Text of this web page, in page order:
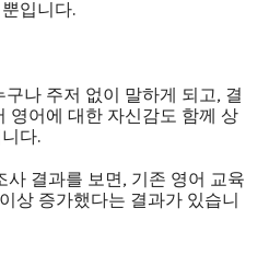
입니다.
나 주저 없이 말하게 되고, 결
영어에 대한 자신감도 함께 상
다.
결과를 보면, 기존 영어 교육
상 증가했다는 결과가 있습니